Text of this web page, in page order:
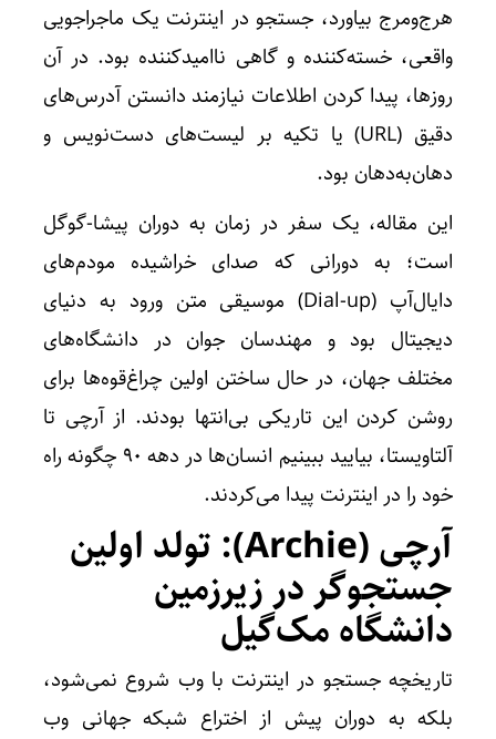
هرج‌ومرج بیاورد، جستجو در اینترنت یک ماجراجویی
واقعی، خسته‌کننده و گاهی ناامیدکننده بود. در آن
روزها، پیدا کردن اطلاعات نیازمند دانستن آدرس‌های
دقیق (URL) یا تکیه بر لیست‌های دست‌نویس و
دهان‌به‌دهان بود.
این مقاله، یک سفر در زمان به دوران پیشا-گوگل
است؛ به دورانی که صدای خراشیده مودم‌های
دایال‌آپ (Dial-up) موسیقی متن ورود به دنیای
دیجیتال بود و مهندسان جوان در دانشگاه‌های
مختلف جهان، در حال ساختن اولین چراغ‌قوه‌ها برای
روشن کردن این تاریکی بی‌انتها بودند. از آرچی تا
آلتاویستا، بیایید ببینیم انسان‌ها در دهه 90 چگونه راه
خود را در اینترنت پیدا می‌کردند.
آرچی (Archie): تولد اولین
جستجوگر در زیرزمین
دانشگاه مک‌گیل
تاریخچه جستجو در اینترنت با وب شروع نمی‌شود،
بلکه به دوران پیش از اختراع شبکه جهانی وب